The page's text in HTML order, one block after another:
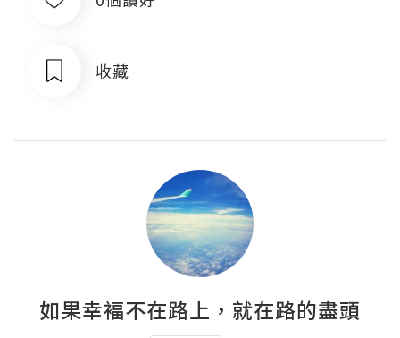
收藏
如果幸褔不在路上，就在路的盡頭